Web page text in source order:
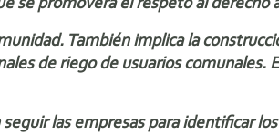
promoverá el respeto al derecho
También implica la
de riego de usuarios comunales.
las empresas para identificar